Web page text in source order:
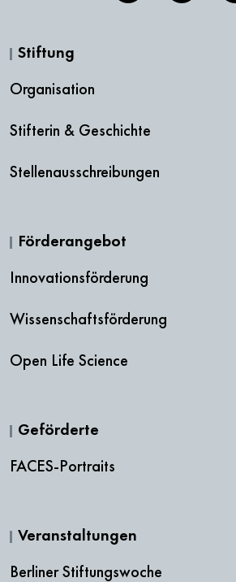
Stiftung
Organisation
Stifterin & Geschichte
Stellenausschreibungen
Förderangebot
Innovationsförderung
Wissenschaftsförderung
Open Life Science
Geförderte
FACES-Portraits
Veranstaltungen
Berliner Stiftungswoche